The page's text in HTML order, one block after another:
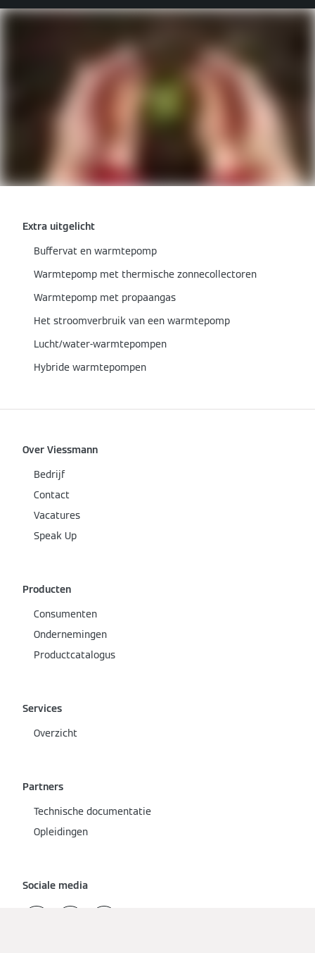
Extra uitgelicht
Buffervat en warmtepomp
Warmtepomp met thermische zonnecollectoren
Warmtepomp met propaangas
Het stroomverbruik van een warmtepomp
Lucht/water-warmtepompen
Hybride warmtepompen
Over Viessmann
Bedrijf
Contact
Vacatures
Speak Up
Producten
Consumenten
Ondernemingen
Productcatalogus
Services
Overzicht
Partners
Technische documentatie
Opleidingen
Sociale media